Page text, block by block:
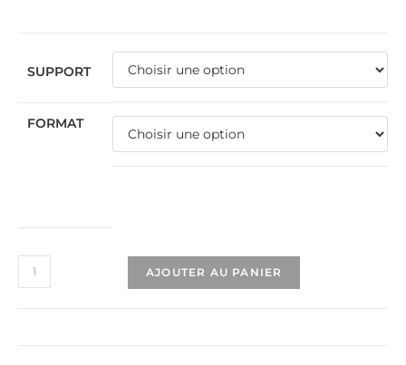
SUPPORT
FORMAT
AJOUTER AU PANIER